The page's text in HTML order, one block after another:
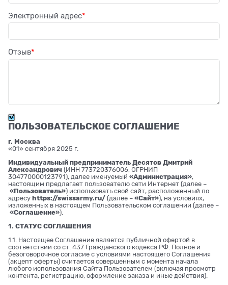
Электронный адрес
Отзыв
ПОЛЬЗОВАТЕЛЬСКОЕ СОГЛАШЕНИЕ
г. Москва
«01» сентября 2025 г.
Индивидуальный предприниматель Десятов Дмитрий
Александрович (ИНН 773720376006, ОГРНИП
304770000123791), далее именуемый «Администрация»,
настоящим предлагает пользователю сети Интернет (далее –
«Пользователь») использовать свой сайт, расположенный по
адресу https://swissarmy.ru/ (далее – «Сайт»), на условиях,
изложенных в настоящем Пользовательском соглашении (далее –
«Соглашение»).
1. СТАТУС СОГЛАШЕНИЯ
1.1. Настоящее Соглашение является публичной офертой в
соответствии со ст. 437 Гражданского кодекса РФ. Полное и
безоговорочное согласие с условиями настоящего Соглашения
(акцепт оферты) считается совершенным с момента начала
любого использования Сайта Пользователем (включая просмотр
контента, регистрацию, оформление заказа и иные действия).